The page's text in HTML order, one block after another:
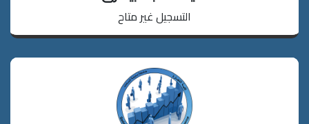
التسجيل غير متاح
دخول